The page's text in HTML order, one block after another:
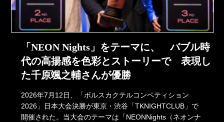
「NEON Nights」をテーマに、 バブル時
代の高揚感を色彩とストーリーで 表現し
た千原颯之輔さんが優勝
2026年7月12日、「ボルスカクテルコンペティション
2026」日本大会決勝が東京・渋谷「TKNIGHTCLUB」で
開催された。当大会のテーマは「NEONNights（ネオンナ